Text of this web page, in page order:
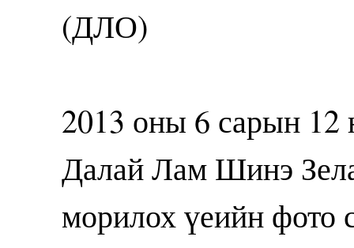
(ДЛО)
2013 оны 6 сарын 12
Далай Лам Шинэ
морилох үеийн фото